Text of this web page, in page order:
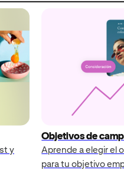
y
Objetivos de
Aprende a elegir el
para tu objetivo